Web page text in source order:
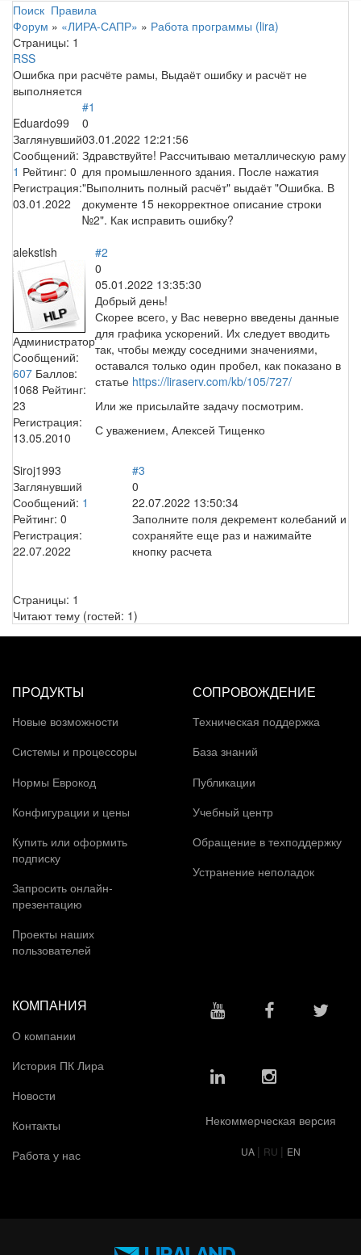
Поиск Правила
Форум » «ЛИРА-САПР» » Работа программы (lira)
Страницы: 1
RSS
Ошибка при расчёте рамы, Выдаёт ошибку и расчёт не
выполняется
Eduardo99
Заглянувший
Сообщений:
1 Рейтинг: 0
Регистрация:
03.01.2022
#1
0
03.01.2022 12:21:56
Здравствуйте! Рассчитываю металлическую раму
для промышленного здания. После нажатия
"Выполнить полный расчёт" выдаёт "Ошибка. В
документе 15 некорректное описание строки
№2". Как исправить ошибку?
alekstish
Администратор
Сообщений:
607 Баллов:
1068 Рейтинг:
23
Регистрация:
13.05.2010
#2
0
05.01.2022 13:35:30
Добрый день!
Скорее всего, у Вас неверно введены данные
для графика ускорений. Их следует вводить
так, чтобы между соседними значениями,
оставался только один пробел, как показано в
статье https://liraserv.com/kb/105/727/
Или же присылайте задачу посмотрим.
С уважением, Алексей Тищенко
Siroj1993
Заглянувший
Сообщений: 1
Рейтинг: 0
Регистрация:
22.07.2022
#3
0
22.07.2022 13:50:34
Заполните поля декремент колебаний и
сохраняйте еще раз и нажимайте
кнопку расчета
Страницы: 1
Читают тему (гостей: 1)
ПРОДУКТЫ
Новые возможности
Системы и процессоры
Нормы Еврокод
Конфигурации и цены
Купить или оформить
подписку
Запросить онлайн-
презентацию
Проекты наших
пользователей
СОПРОВОЖДЕНИЕ
Техническая поддержка
База знаний
Публикации
Учебный центр
Обращение в техподдержку
Устранение неполадок
КОМПАНИЯ
О компании
История ПК Лира
Новости
Контакты
Работа у нас
Некоммерческая версия
UA | RU | EN